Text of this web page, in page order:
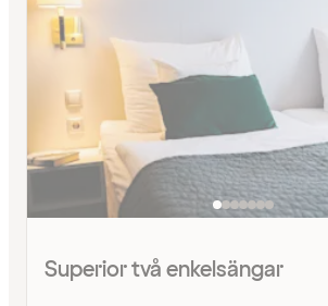
Superior två enkelsängar